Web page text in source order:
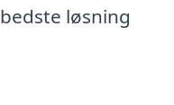
løsning